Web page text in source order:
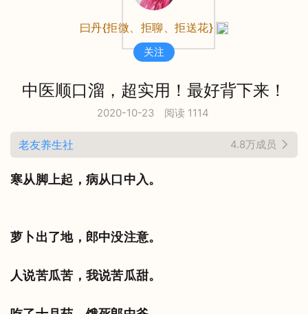
曰丹{拒微、拒聊、拒送花}
关注
中医顺口溜，超实用！最好背下来！
2020-10-23 阅读 1114
老友养生社 4.8万成员
寒从脚上起，病从口中入。
萝卜出了地，郎中没注意。
人说苦瓜苦，我说苦瓜甜。